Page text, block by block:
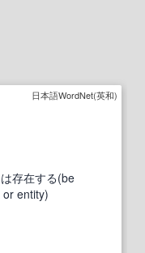
日本語WordNet(英和)
存在する(be
entity)